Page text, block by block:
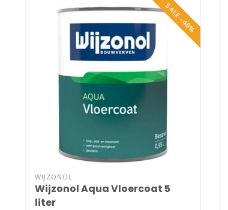
SALE -40%
WIJZONOL
Wijzonol Aqua Vloercoat 5
liter